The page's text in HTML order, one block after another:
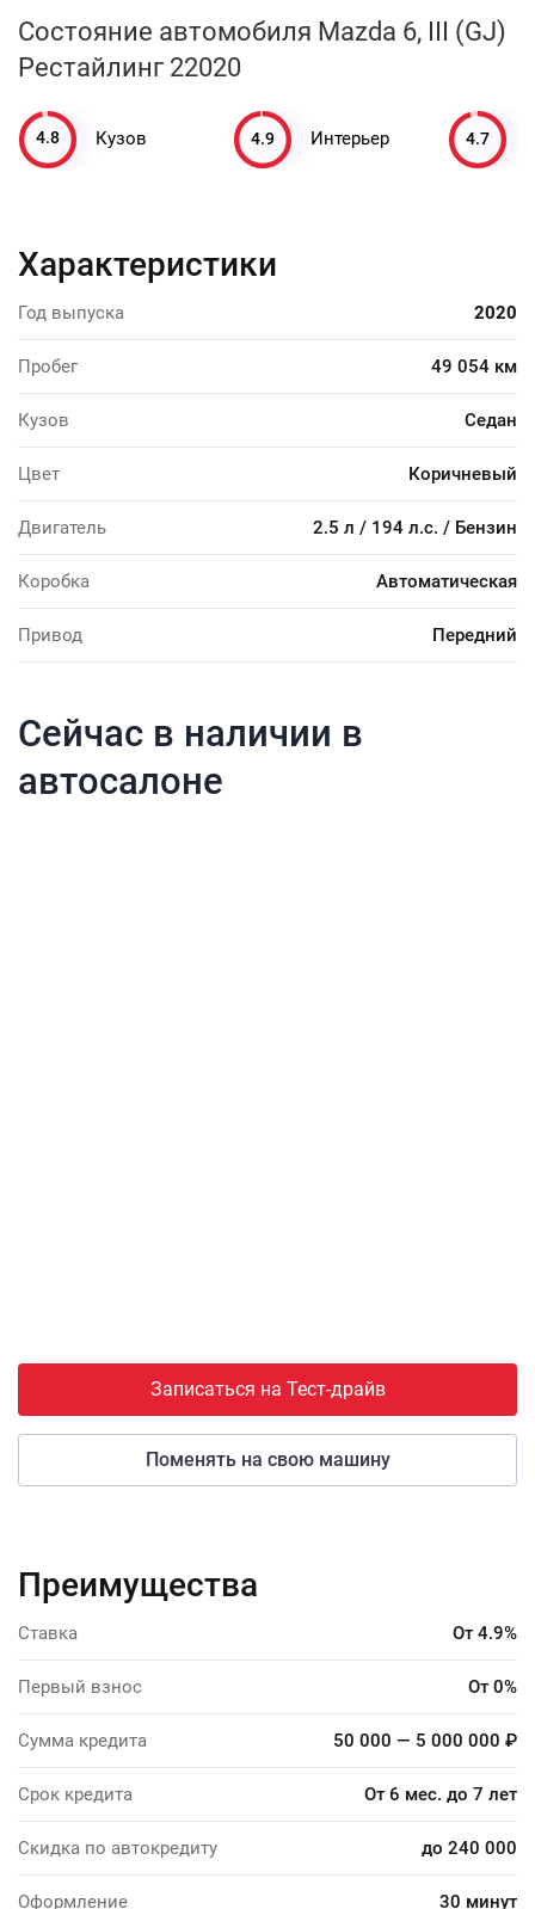
Состояние автомобиля Mazda 6, III (GJ)
Рестайлинг 22020
4.8 Кузов 4.9 Интерьер 4.7
Характеристики
Год выпуска 2020
Пробег 49 054 км
Кузов Седан
Цвет Коричневый
Двигатель 2.5 л / 194 л.с. / Бензин
Коробка Автоматическая
Привод Передний
Сейчас в наличии в
автосалоне
Записаться на Тест-драйв
Поменять на свою машину
Преимущества
Ставка От 4.9%
Первый взнос От 0%
Сумма кредита 50 000 — 5 000 000 ₽
Срок кредита От 6 мес. до 7 лет
Скидка по автокредиту до 240 000
Оформление 30 минут